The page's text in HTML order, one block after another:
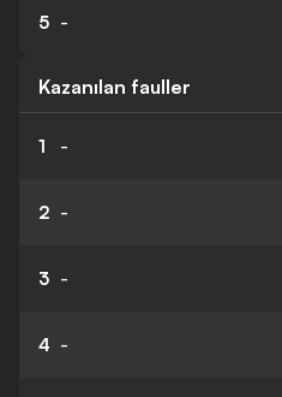
5 -
Kazanılan fauller
1 -
2 -
3 -
4 -